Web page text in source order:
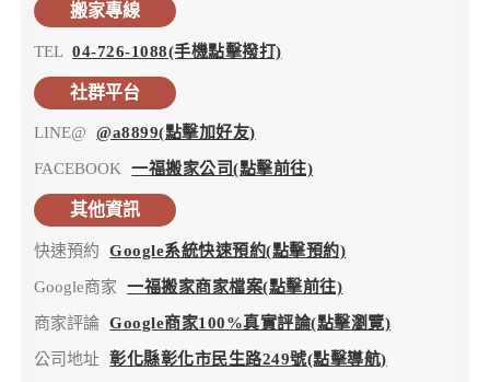
搬家專線
TEL 04-726-1088(手機點擊撥打)
社群平台
LINE@ @a8899(點擊加好友)
FACEBOOK 一福搬家公司(點擊前往)
其他資訊
快速預約 Google系統快速預約(點擊預約)
Google商家 一福搬家商家檔案(點擊前往)
商家評論 Google商家100%真實評論(點擊瀏覽)
公司地址 彰化縣彰化市民生路249號(點擊導航)